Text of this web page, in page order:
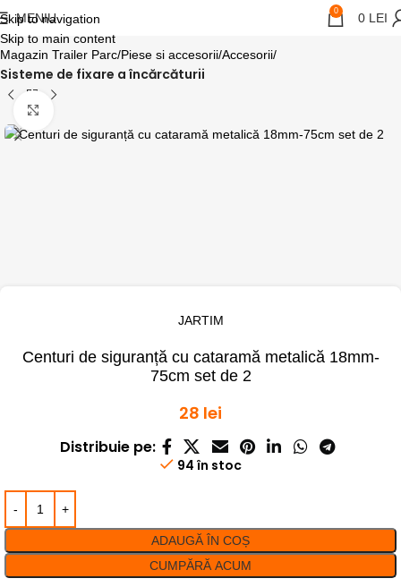
Skip to navigation
Skip to main content
MENIU 0 0 LEI
Magazin Trailer Parc Piese si accesorii Accesorii
Sisteme de fixare a încărcăturii
JARTIM
Centuri de siguranță cu cataramă metalică 18mm-
75cm set de 2
28 lei
Distribuie pe:
94 în stoc
ADAUGĂ ÎN COȘ
CUMPĂRĂ ACUM